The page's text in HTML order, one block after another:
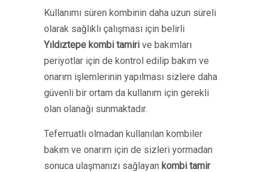
Kullanımı süren kombinin daha uzun süreli
olarak sağlıklı çalışması için belirli
Yıldıztepe kombi tamiri ve bakımları
periyotlar için de kontrol edilip bakım ve
onarım işlemlerinin yapılması sizlere daha
güvenli bir ortam da kullanım için gerekli
olan olanağı sunmaktadır.
Teferruatlı olmadan kullanılan kombiler
bakım ve onarım için de sizleri yormadan
sonuca ulaşmanızı sağlayan kombi tamir